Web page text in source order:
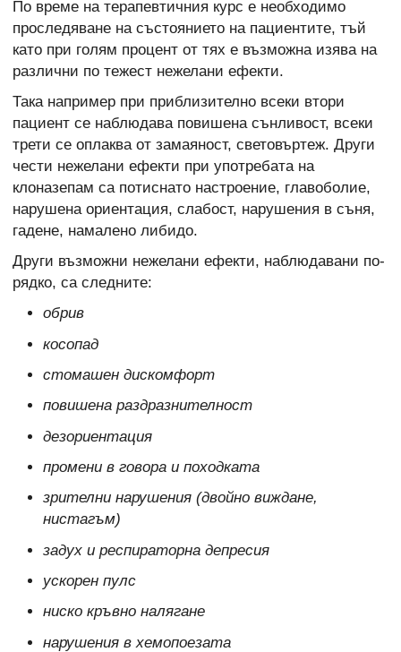
По време на терапевтичния курс е необходимо
проследяване на състоянието на пациентите, тъй
като при голям процент от тях е възможна изява на
различни по тежест нежелани ефекти.
Така например при приблизително всеки втори
пациент се наблюдава повишена сънливост, всеки
трети се оплаква от замаяност, световъртеж. Други
чести нежелани ефекти при употребата на
клоназепам са потиснато настроение, главоболие,
нарушена ориентация, слабост, нарушения в съня,
гадене, намалено либидо.
Други възможни нежелани ефекти, наблюдавани по-
рядко, са следните:
обрив
косопад
стомашен дискомфорт
повишена раздразнителност
дезориентация
промени в говора и походката
зрителни нарушения (двойно виждане,
нистагъм)
задух и респираторна депресия
ускорен пулс
ниско кръвно налягане
нарушения в хемопоезата